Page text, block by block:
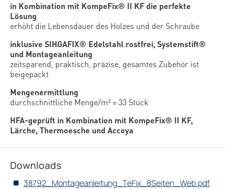
in Kombination mit KompeFix® II KF die perfekte
Lösung
erhöht die Lebensdauer des Holzes und der Schraube
inklusive SIHGAFIX® Edelstahl rostfrei, Systemstift®
und Montageanleitung
zeitsparend, praktisch, präzise, gesamtes Zubehör ist
beigepackt
Mengenermittlung
durchschnittliche Menge/m² = 33 Stück
HFA-geprüft in Kombination mit KompeFix® II KF,
Lärche, Thermoesche und Accoya
Downloads
38792_Montageanleitung_TeFix_8Seiten_Web.pdf